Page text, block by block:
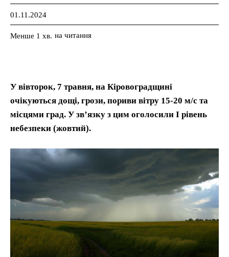
01.11.2024
Менше 1 хв. на читання
У вівторок, 7 травня, на Кіровоградщині
очікуються дощі, грози, пориви вітру 15-20 м/с та
місцями град. У зв’язку з цим оголосили І рівень
небезпеки (жовтий).